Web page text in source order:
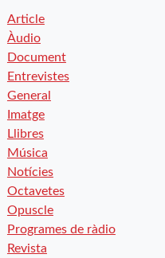
Article
Àudio
Document
Entrevistes
General
Imatge
Llibres
Música
Notícies
Octavetes
Opuscle
Programes de ràdio
Revista